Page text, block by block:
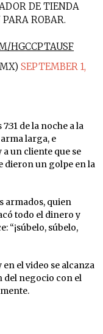
DE TIENDA
ROBAR.
HGCCPTAUSF
SEPTEMBER 1,
de la noche a la
larga, e
un cliente que se
dieron un golpe en la
armados, quien
todo el dinero y
“¡súbelo, súbelo,
el video se alcanza
del negocio con el